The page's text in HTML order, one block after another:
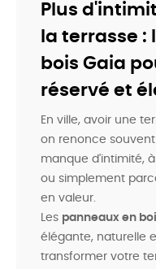
Plus
la terrasse :
bois Gaia
réservé et
En ville, avoir une
on renonce
manque d'intimité,
ou simplement
en valeur.
Les panneaux en
élégante, naturelle
transformer votre